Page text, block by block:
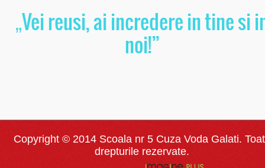
„Vei reusi, ai incredere in tine si
noi!”
Copyright © 2014 Scoala nr 5 Cuza Voda Galati.
drepturile rezervate.